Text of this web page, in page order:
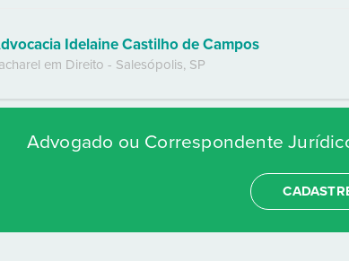
Idelaine Castilho de Campos
em Direito - Salesópolis, SP
Advogado ou Correspondente